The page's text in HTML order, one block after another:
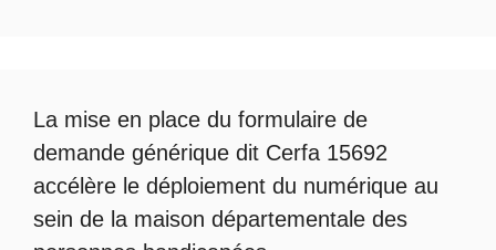
La mise en place du formulaire de
demande générique dit Cerfa 15692
accélère le déploiement du numérique au
sein de la maison départementale des